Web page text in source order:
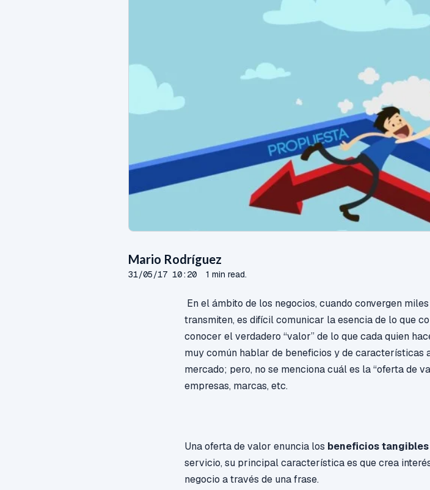
Mario Rodríguez
31/05/17 10:20 1 min read.
En el ámbito de los negocios, cuando convergen
transmiten, es difícil comunicar la esencia de lo que
conocer el verdadero “valor” de lo que cada quien
muy común hablar de beneficios y de características
mercado; pero, no se menciona cuál es la “oferta de
empresas, marcas, etc.
Una oferta de valor enuncia los beneficios tangibles
servicio, su principal característica es que crea
negocio a través de una frase.